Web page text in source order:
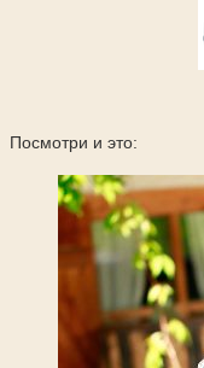
Посмотри и это: